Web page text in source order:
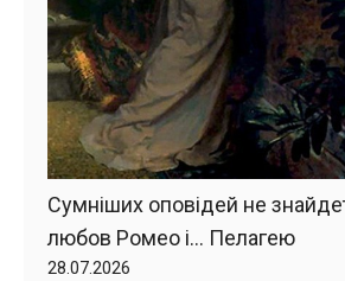
Сумніших оповідей не
любов Ромео і… Пелагею
28.07.2026